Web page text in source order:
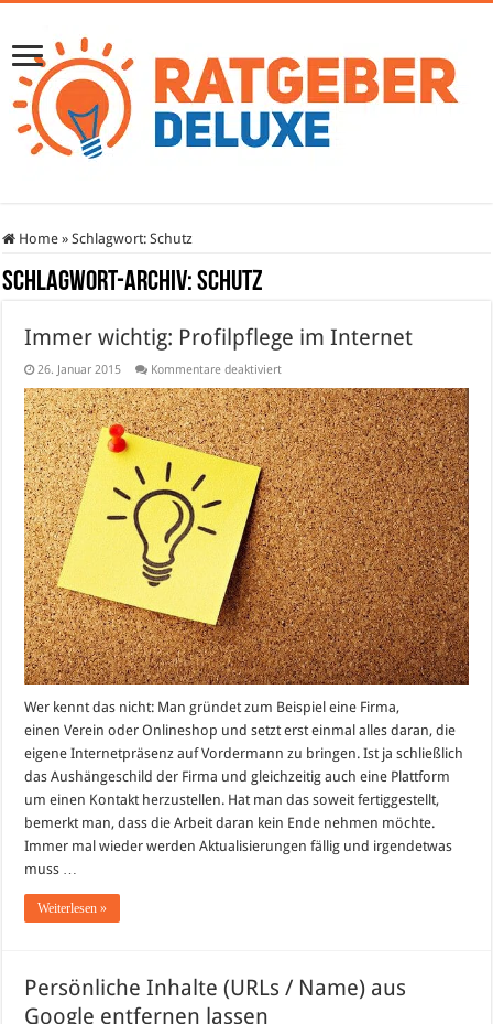
Home » Schlagwort:Schutz
Schlagwort-Archiv:Schutz
Immer wichtig: Profilpflege im Internet
26. Januar 2015 Kommentare deaktiviertfür
wichtig:
Profilpflege
im
Internet
Wer kennt das nicht: Man gründet zum Beispiel eine Firma,
einen Verein oder Onlineshop und setzt erst einmal alles daran, die
eigene Internetpräsenz auf Vordermann zu bringen. Ist ja schließlich
das Aushängeschild der Firma und gleichzeitig auch eine Plattform
um einen Kontakt herzustellen. Hat man das soweit fertiggestellt,
bemerkt man, dass die Arbeit daran kein Ende nehmen möchte.
Immer mal wieder werden Aktualisierungen fällig und irgendetwas
muss …
Weiterlesen »
Persönliche Inhalte (URLs / Name) aus
Google entfernen lassen